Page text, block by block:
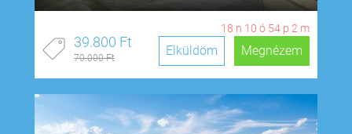
18 n 10 ó 54 p 1 m
39.800 Ft
70.000 Ft Megnézem
Elküldöm